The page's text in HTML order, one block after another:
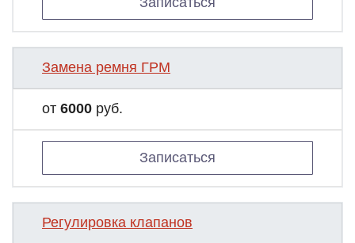
Замена ремня ГРМ
от 6000 руб.
Записаться
Регулировка клапанов